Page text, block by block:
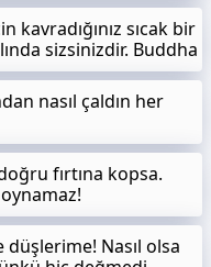
kavradığınız sıcak bir
sizsinizdir. Buddha
nasıl çaldın her
fırtına kopsa.
düşlerime! Nasıl olsa